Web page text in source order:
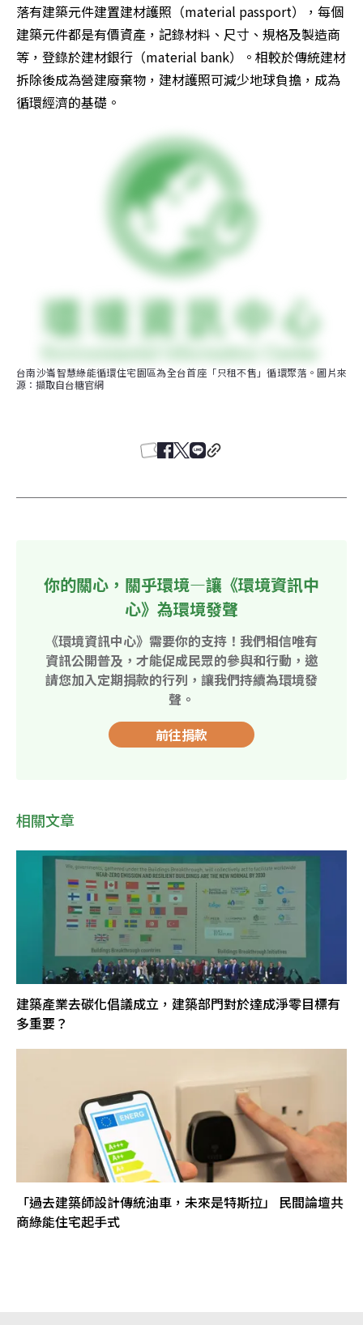
落有建築元件建置建材護照（material passport），每個
建築元件都是有價資產，記錄材料、尺寸、規格及製造商
等，登錄於建材銀行（material bank）。相較於傳統建材
拆除後成為營建廢棄物，建材護照可減少地球負擔，成為
循環經濟的基礎。
台南沙崙智慧綠能循環住宅園區為全台首座「只租不售」循環聚落。圖片來
源：擷取自台糖官網
你的關心，關乎環境—讓《環境資訊中
心》為環境發聲
《環境資訊中心》需要你的支持！我們相信唯有
資訊公開普及，才能促成民眾的參與和行動，邀
請您加入定期捐款的行列，讓我們持續為環境發
聲。
前往捐款
相關文章
建築產業去碳化倡議成立，建築部門對於達成淨零目標有
多重要？
「過去建築師設計傳統油車，未來是特斯拉」 民間論壇共
商綠能住宅起手式